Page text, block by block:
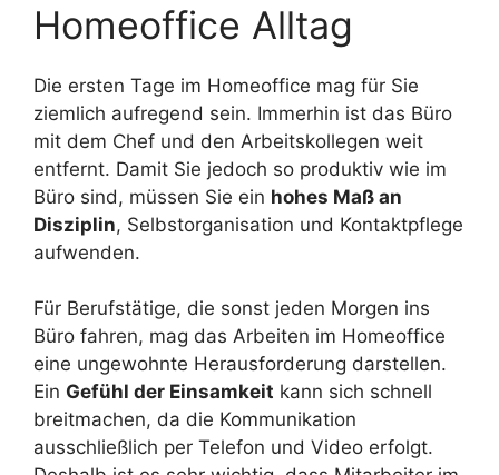
Homeoffice Alltag
Die ersten Tage im Homeoffice mag für Sie
ziemlich aufregend sein. Immerhin ist das Büro
mit dem Chef und den Arbeitskollegen weit
entfernt. Damit Sie jedoch so produktiv wie im
Büro sind, müssen Sie ein hohes Maß an
Disziplin, Selbstorganisation und Kontaktpflege
aufwenden.
Für Berufstätige, die sonst jeden Morgen ins
Büro fahren, mag das Arbeiten im Homeoffice
eine ungewohnte Herausforderung darstellen.
Ein Gefühl der Einsamkeit kann sich schnell
breitmachen, da die Kommunikation
ausschließlich per Telefon und Video erfolgt.